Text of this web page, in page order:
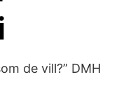
de vill?” DMH